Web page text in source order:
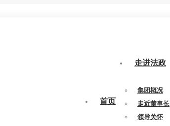
首页
走进法政
集团概况
走近董事长
领导关怀